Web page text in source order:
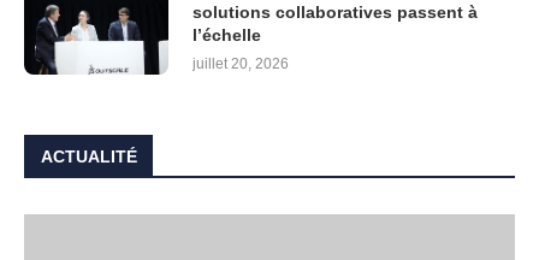
solutions collaboratives passent à
l’échelle
juillet 20, 2026
ACTUALITÉ